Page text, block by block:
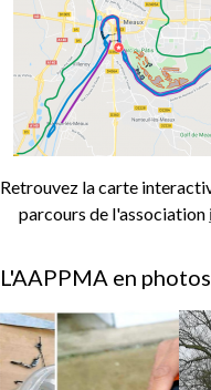
Retrouvez la carte
parcours de l'association
L'AAPPMA en photos